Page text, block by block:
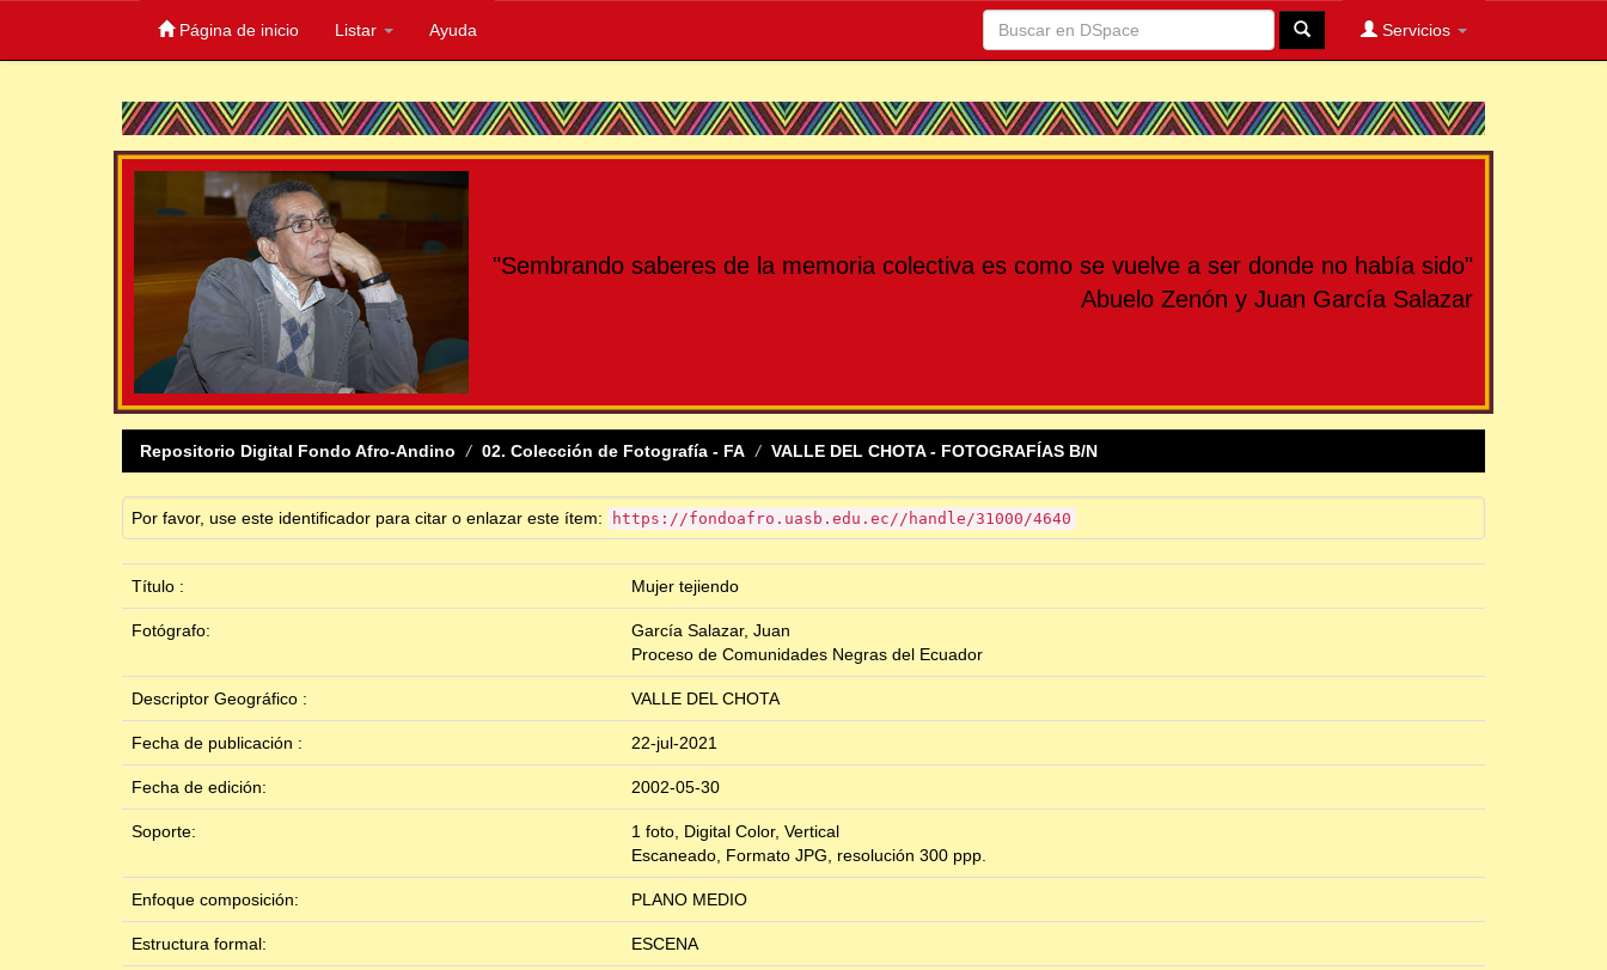
Página de inicio Listar Ayuda Servicios
"Sembrando saberes de la memoria colectiva es como se vuelve a ser donde no había sido"
Abuelo Zenón y Juan García Salazar
Repositorio Digital Fondo Afro-Andino 02. Colección de Fotografía - FA VALLE DEL CHOTA - FOTOGRAFÍAS B/N
Por favor, use este identificador para citar o enlazar este ítem: https://fondoafro.uasb.edu.ec//handle/31000/4640
Título : Mujer tejiendo
Fotógrafo:
García Salazar, Juan
Proceso de Comunidades Negras del Ecuador
Descriptor Geográfico : VALLE DEL CHOTA
Fecha de publicación : 22-jul-2021
Fecha de edición: 2002-05-30
Soporte:
1 foto, Digital Color, Vertical
Escaneado, Formato JPG, resolución 300 ppp.
Enfoque composición: PLANO MEDIO
Estructura formal: ESCENA